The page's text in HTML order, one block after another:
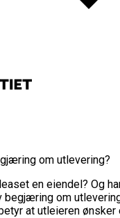
om utlevering?
en eiendel? Og
begjæring om
at utleieren ønsker